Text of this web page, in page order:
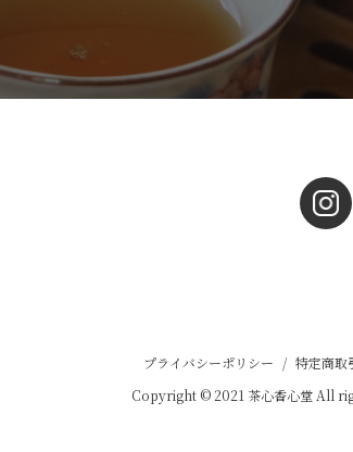
プライバシーポリシー / 特定商取
Copyright © 2021 茶心香心堂 All